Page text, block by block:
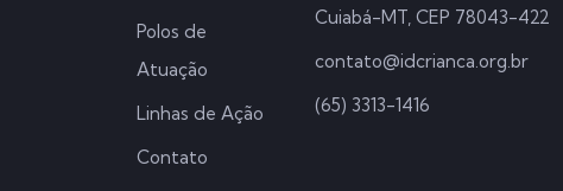
Polos de
Atuação
Linhas de Ação
Contato
Cuiabá-MT, CEP 78043-422
contato@idcrianca.org.br
(65) 3313-1416